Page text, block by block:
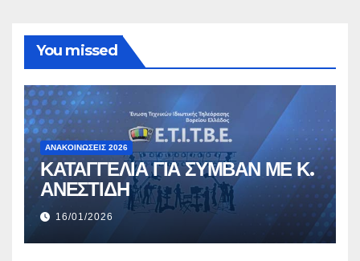
You missed
ΑΝΑΚΟΙΝΏΣΕΙΣ 2026
ΚΑΤΑΓΓΕΛΙΑ ΓΙΑ ΣΥΜΒΑΝ ΜΕ Κ.
ΑΝΕΣΤΙΔΗ
16/01/2026